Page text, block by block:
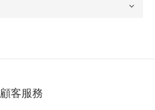
顧客服務